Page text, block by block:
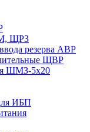
ЩРЗ
резерва АВР
ЩВР
ШМЗ-5х20
ИБП